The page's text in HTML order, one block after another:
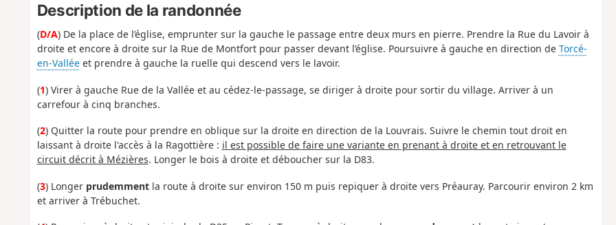
Description de la randonnée
(D/A) De la place de l’église, emprunter sur la gauche le passage entre deux murs en pierre. Prendre la Rue du Lavoir à
droite et encore à droite sur la Rue de Montfort pour passer devant l’église. Poursuivre à gauche en direction de Torcé-
en-Valléeet prendre à gauche la ruelle qui descend vers le lavoir.
(1) Virer à gauche Rue de la Vallée et au cédez-le-passage, se diriger à droite pour sortir du village. Arriver à un
carrefour à cinq branches.
(2) Quitter la route pour prendre en oblique sur la droite en direction de la Louvrais. Suivre le chemin tout droit en
laissant à droite l'accès à la Ragottière : il est possible de faire une variante en prenant à droite et en retrouvant le
circuit décrit à Mézières. Longer le bois à droite et déboucher sur la D83.
(3) Longer prudemmentla route à droite sur environ 150 m puis repiquer à droite vers Préauray. Parcourir environ 2 km
et arriver à Trébuchet.